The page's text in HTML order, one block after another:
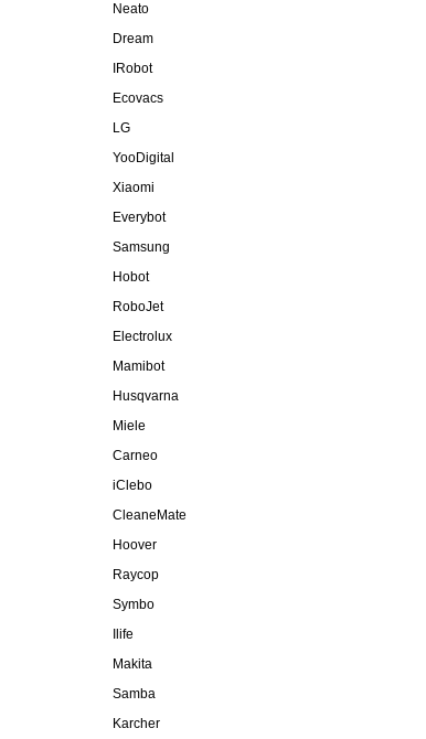
Neato
Dream
IRobot
Ecovacs
LG
YooDigital
Xiaomi
Everybot
Samsung
Hobot
RoboJet
Electrolux
Mamibot
Husqvarna
Miele
Carneo
iClebo
CleaneMate
Hoover
Raycop
Symbo
Ilife
Makita
Samba
Karcher